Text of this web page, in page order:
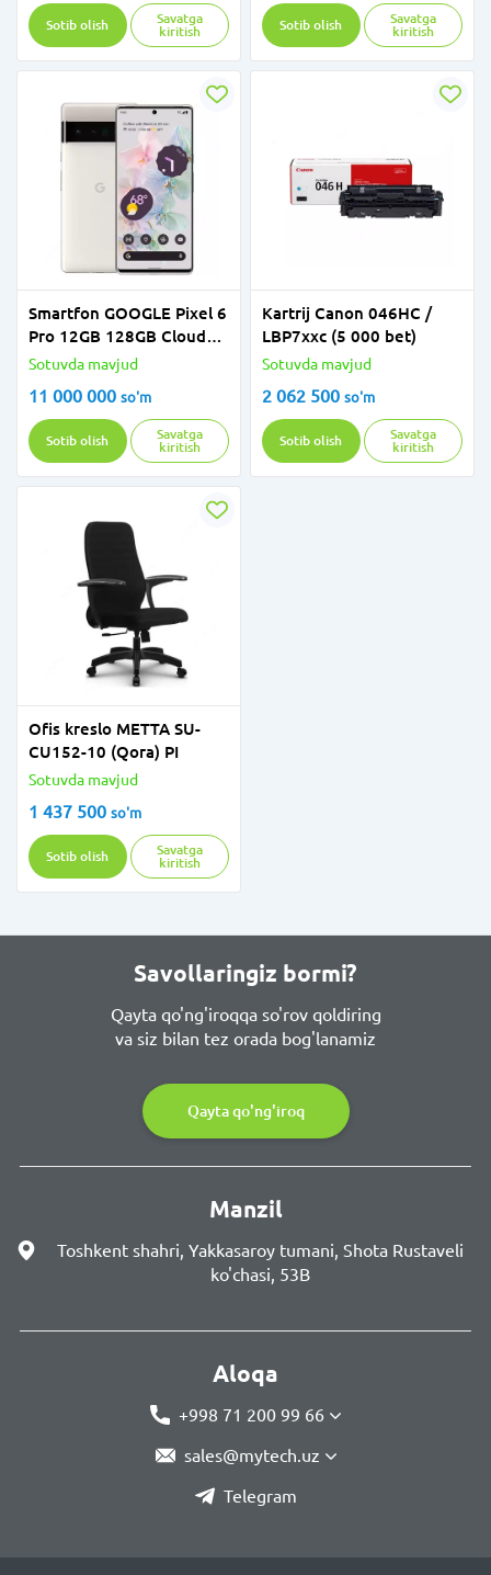
Sotib olish
Savatga
kiritish
Sotib olish
Savatga
kiritish
Smartfon GOOGLE Pixel 6
Pro 12GB 128GB Cloudy
White
Sotuvda mavjud
11 000 000 so'm
Sotib olish
Savatga
kiritish
Kartrij Canon 046HC /
LBP7xxc (5 000 bet)
Sotuvda mavjud
2 062 500 so'm
Sotib olish
Savatga
kiritish
Ofis kreslo METTA SU-
CU152-10 (Qora) PI
Sotuvda mavjud
1 437 500 so'm
Sotib olish
Savatga
kiritish
Savollaringiz bormi?
Qayta qo'ng'iroqqa so'rov qoldiring
va siz bilan tez orada bog'lanamiz
Qayta qo'ng'iroq
Manzil
Toshkent shahri, Yakkasaroy tumani, Shota Rustaveli
ko'chasi, 53B
Aloqa
+998 71 200 99 66
sales@mytech.uz
Telegram